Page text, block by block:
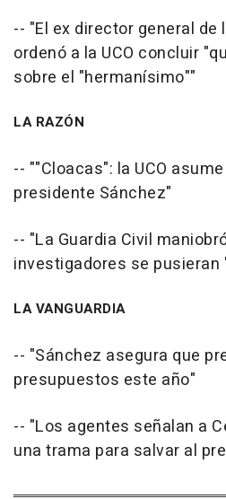
-- "El ex director general de
ordenó a la UCO concluir
sobre el "hermanísimo""
LA RAZÓN
-- ""Cloacas": la UCO
presidente Sánchez"
-- "La Guardia Civil
investigadores se pusieran
LA VANGUARDIA
-- "Sánchez asegura que
presupuestos este año"
-- "Los agentes señalan a
una trama para salvar al